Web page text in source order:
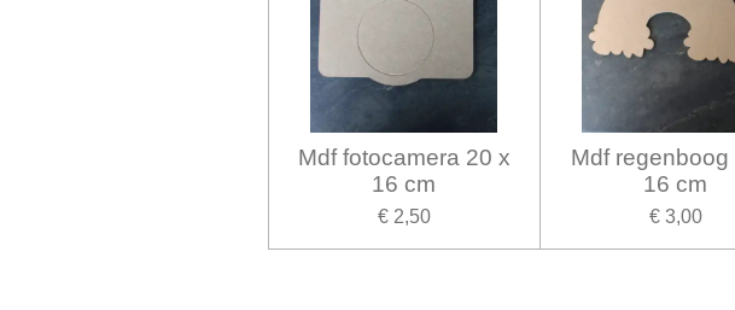
Mdf fotocamera 20 x
16 cm
€ 2,50
Mdf regenboog
16 cm
€ 3,00